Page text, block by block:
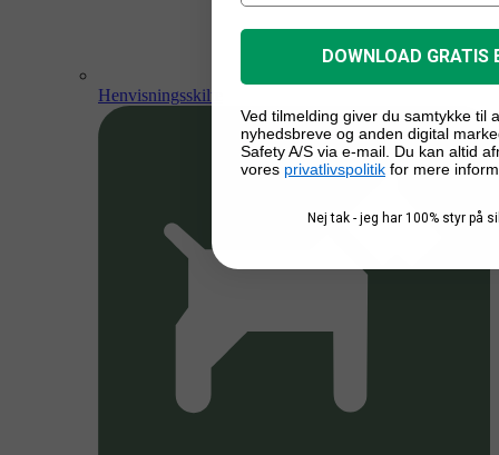
Henvisningsskilte
DOWNLOAD GRATIS
Ved tilmelding giver du samtykke til
nyhedsbreve og anden digital
Safety A/S via e-mail. Du kan altid
vores privatlivspolitik for mere
Nej tak - jeg har 100% styr på